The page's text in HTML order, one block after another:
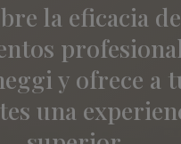
la eficacia
y ofrece a
una